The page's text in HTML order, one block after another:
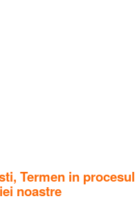
Termen in
noastre